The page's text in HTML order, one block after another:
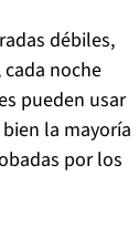
débiles,
noche
pueden usar
la mayoría
por los